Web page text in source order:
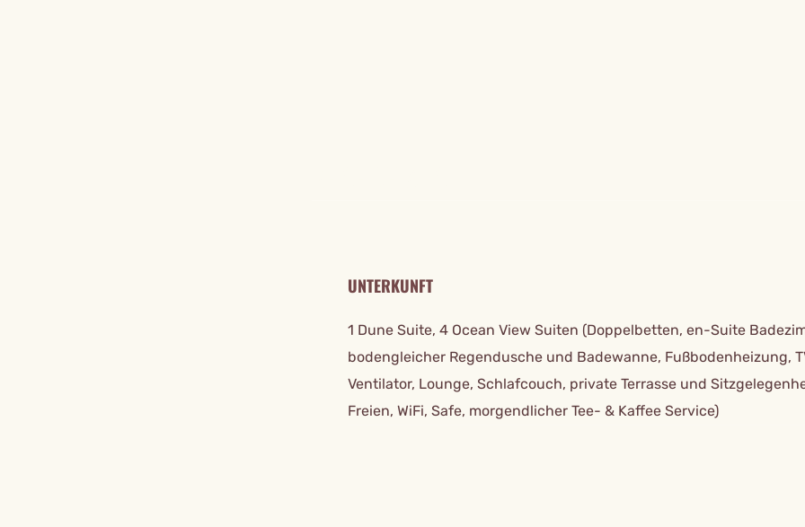
UNTERKUNFT
1 Dune Suite, 4 Ocean View Suiten (Doppelbetten, en-Suite
bodengleicher Regendusche und Badewanne, Fußbodenheizung,
Ventilator, Lounge, Schlafcouch, private Terrasse und
Freien, WiFi, Safe, morgendlicher Tee- & Kaffee Service)